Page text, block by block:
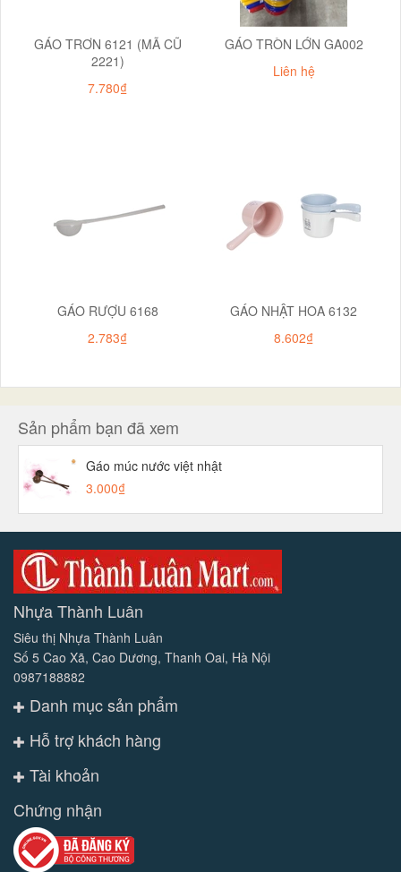
GÁO TRƠN 6121 (MÃ CŨ
2221)
7.780₫
GÁO TRÒN LỚN GA002
Liên hệ
GÁO RƯỢU 6168
2.783₫
GÁO NHẬT HOA 6132
8.602₫
Sản phẩm bạn đã xem
Gáo múc nước việt nhật
3.000₫
Nhựa Thành Luân
Siêu thị Nhựa Thành Luân
Số 5 Cao Xã, Cao Dương, Thanh Oai, Hà Nội
0987188882
Danh mục sản phẩm
Hỗ trợ khách hàng
Tài khoản
Chứng nhận